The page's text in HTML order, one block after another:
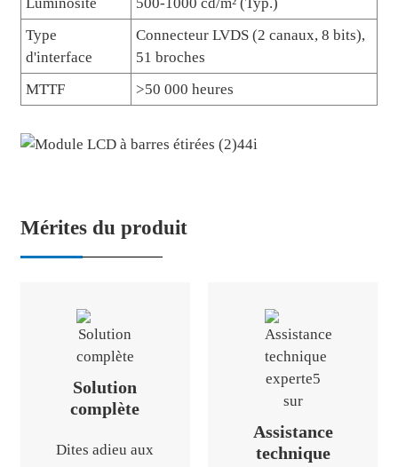
Type
d'interface
Connecteur LVDS (2 canaux, 8 bits),
51 broches
MTTF
>50 000 heures
Mérites du produit
Solution
complète
Dites adieu aux
Assistance
technique